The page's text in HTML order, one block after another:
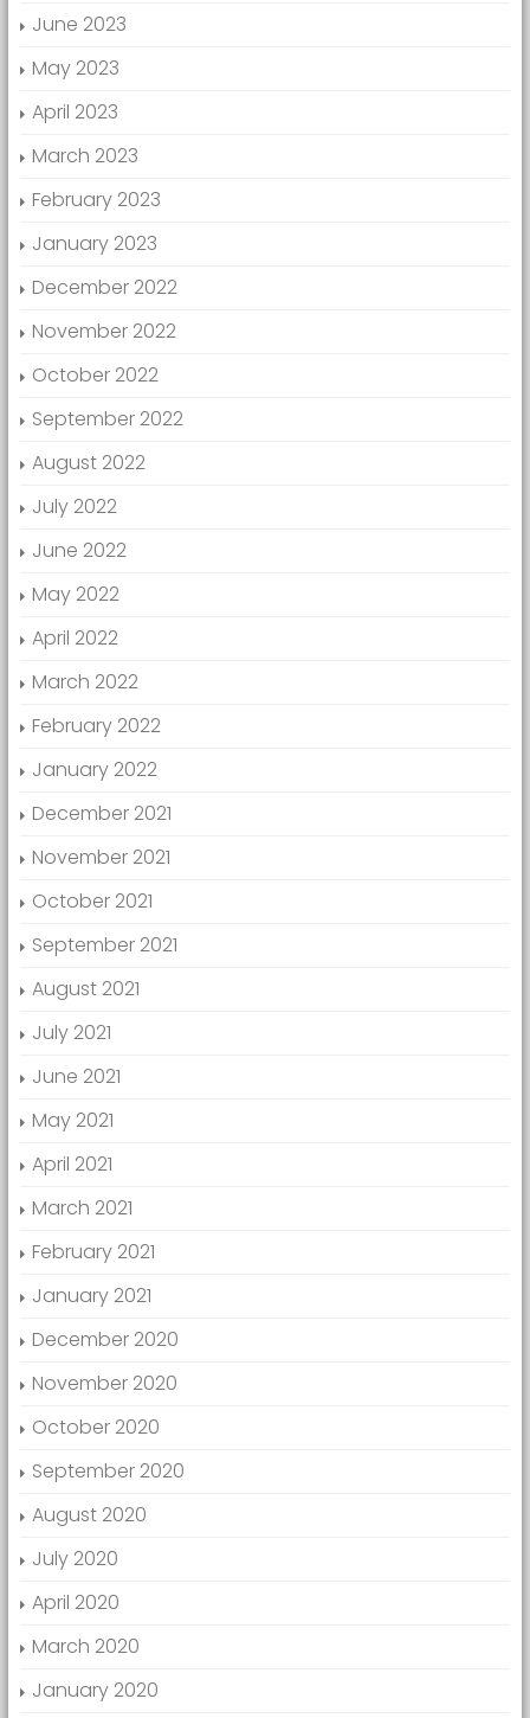
June 2023
May 2023
April 2023
March 2023
February 2023
January 2023
December 2022
November 2022
October 2022
September 2022
August 2022
July 2022
June 2022
May 2022
April 2022
March 2022
February 2022
January 2022
December 2021
November 2021
October 2021
September 2021
August 2021
July 2021
June 2021
May 2021
April 2021
March 2021
February 2021
January 2021
December 2020
November 2020
October 2020
September 2020
August 2020
July 2020
April 2020
March 2020
January 2020